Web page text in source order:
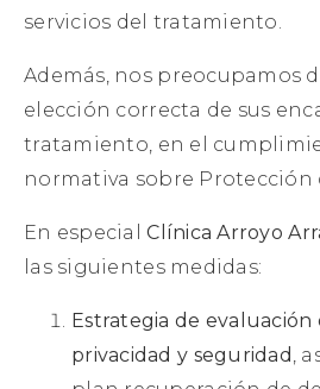
servicios del tratamiento.
Además, nos preocupamos
elección correcta de sus
tratamiento, en el
normativa sobre Protección
En especialClínica Arroyo
las siguientes medidas:
Estrategia de evaluación
privacidad y seguridad ,